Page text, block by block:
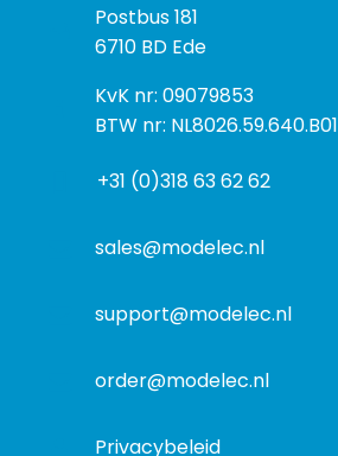
o
e
k
a
r
P
o
t
a
s
Postbus 181
6710 BD Ede
I
n
o
m
KvK nr: 09079853
BTW nr: NL8026.59.640.B01
+31 (0)318 63 62 62
sales@modelec.nl
support@modelec.nl
order@modelec.nl
Privacybeleid